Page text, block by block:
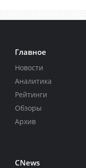
Главное
Новости
Аналитика
Рейтинги
Обзоры
Архив
CNews